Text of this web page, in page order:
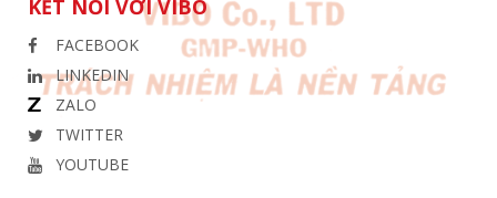
KẾT NỐI VỚI VIBO
FACEBOOK
LINKEDIN
ZALO
TWITTER
YOUTUBE